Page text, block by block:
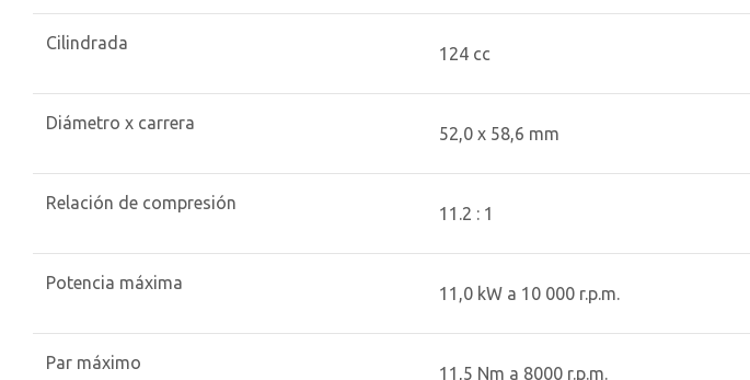
Cilindrada
124 cc
Diámetro x carrera
52,0 x 58,6 mm
Relación de compresión
11.2 : 1
Potencia máxima
11,0 kW a 10 000 r.p.m.
Par máximo
11,5 Nm a 8000 r.p.m.